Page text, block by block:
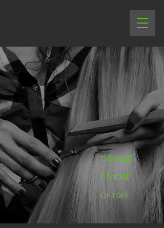
DÁMSKÉ
PÁNSKÉ
DĚTSKÉ